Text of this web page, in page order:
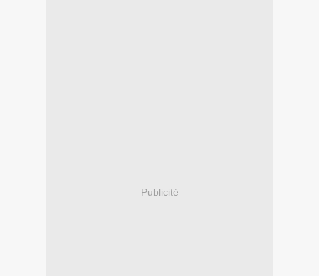
Publicité